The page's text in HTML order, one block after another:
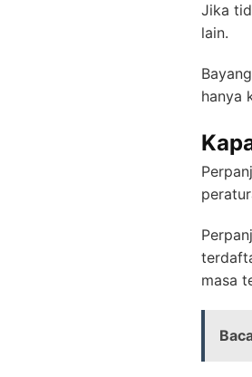
Jika
lain.
hanya
masa